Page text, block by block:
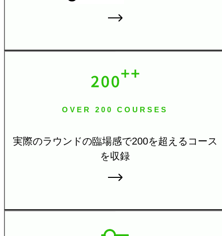
OVER 200 COURSES
実際のラウンドの臨場感で200を超えるコース
を収録